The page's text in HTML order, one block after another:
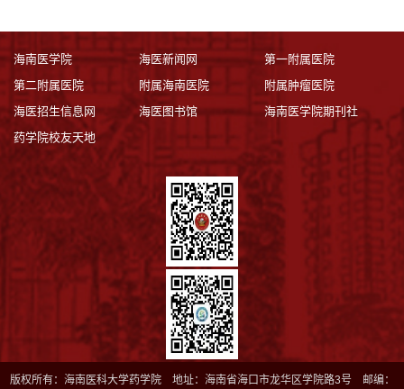
海南医学院 海医新闻网
第一附属医院
第二附属医院
附属海南医院
附属肿瘤医院
海医招生信息网
海医图书馆
海南医学院期刊社
药学院校友天地
版权所有：海南医科大学药学院 地址：海南省海口市龙华区学院路3号 邮编：